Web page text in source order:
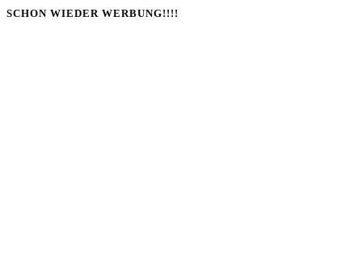
SCHON WIEDER WERBUNG!!!!